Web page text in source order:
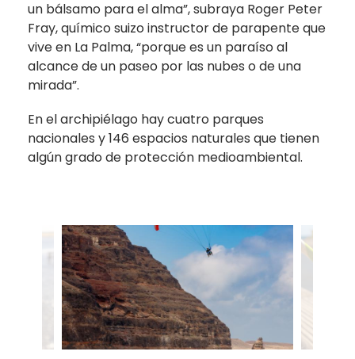
un bálsamo para el alma”, subraya Roger Peter
Fray, químico suizo instructor de parapente que
vive en La Palma, “porque es un paraíso al
alcance de un paseo por las nubes o de una
mirada”.
En el archipiélago hay cuatro parques
nacionales y 146 espacios naturales que tienen
algún grado de protección medioambiental.